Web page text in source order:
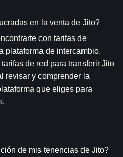
en la venta de Jito?
con tarifas de
plataforma de intercambio.
de red para transferir Jito
revisar y comprender la
que eliges para
de mis tenencias de Jito?